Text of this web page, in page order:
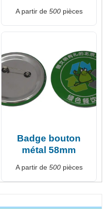
A partir de 500pièces
Badge bouton
métal 58mm
A partir de 500pièces